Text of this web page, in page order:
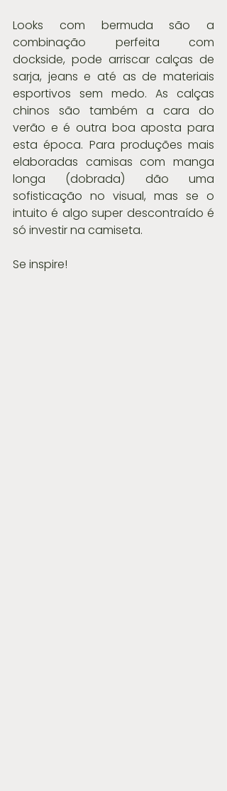
Looks com bermuda são a
combinação perfeita com
dockside, pode arriscar calças de
sarja, jeans e até as de materiais
esportivos sem medo. As calças
chinos são também a cara do
verão e é outra boa aposta para
esta época. Para produções mais
elaboradas camisas com manga
longa (dobrada) dão uma
sofisticação no visual, mas se o
intuito é algo super descontraído é
só investir na camiseta.
Se inspire!